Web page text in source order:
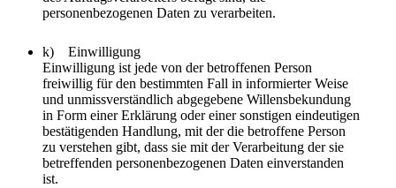
personenbezogenen Daten zu verarbeiten.
k) Einwilligung
Einwilligung ist jede von der betroffenen Person
freiwillig für den bestimmten Fall in informierter Weise
und unmissverständlich abgegebene Willensbekundung
in Form einer Erklärung oder einer sonstigen eindeutigen
bestätigenden Handlung, mit der die betroffene Person
zu verstehen gibt, dass sie mit der Verarbeitung der sie
betreffenden personenbezogenen Daten einverstanden
ist.